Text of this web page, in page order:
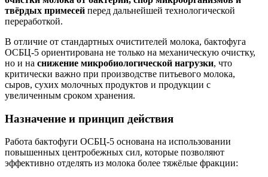
твёрдых примесей перед дальнейшей технологической
переработкой.
В отличие от стандартных очистителей молока, бактофуга
ОСБЦ-5 ориентирована не только на механическую очистку,
но и на снижение микробиологической нагрузки, что
критически важно при производстве питьевого молока,
сыров, сухих молочных продуктов и продукции с
увеличенным сроком хранения.
Назначение и принцип действия
Работа бактофуги ОСБЦ-5 основана на использовании
повышенных центробежных сил, которые позволяют
эффективно отделять из молока более тяжёлые фракции: